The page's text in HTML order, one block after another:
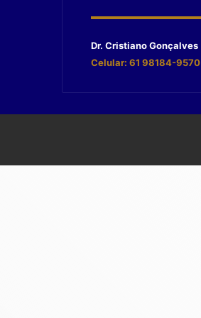
Dr. Cristiano Gonçalves
Celular: 61 98184-9570